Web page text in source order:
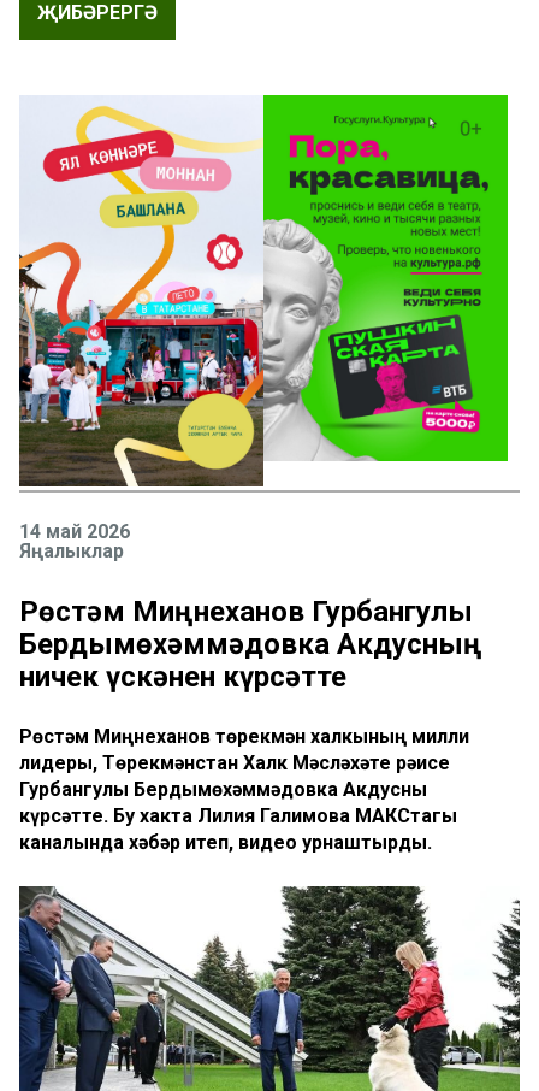
ҖИБӘРЕРГӘ
14 май 2026
Яңалыклар
Рөстәм Миңнеханов Гурбангулы
Бердымөхәммәдовка Акдусның
ничек үскәнен күрсәтте
Рөстәм Миңнеханов төрекмән халкының милли
лидеры, Төрекмәнстан Халк Мәсләхәте рәисе
Гурбангулы Бердымөхәммәдовка Акдусны
күрсәтте. Бу хакта Лилия Галимова МАКСтагы
каналында хәбәр итеп, видео урнаштырды.